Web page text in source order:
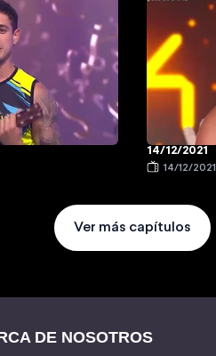
14/12/2021
14/12/2021
Ver más capítulos
DE NOSOTROS